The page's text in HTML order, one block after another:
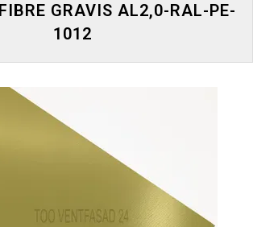
GRAVIS AL2,0-RAL-PE-
1012